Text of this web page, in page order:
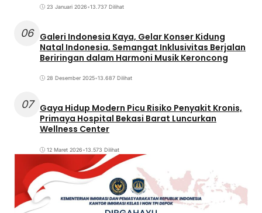
23 Januari 2026•13.737 Dilihat
06 Galeri Indonesia Kaya, Gelar Konser Kidung
Natal Indonesia, Semangat Inklusivitas Berjalan
Beriringan dalam Harmoni Musik Keroncong
28 Desember 2025•13.687 Dilihat
07
Gaya Hidup Modern Picu Risiko Penyakit Kronis,
Primaya Hospital Bekasi Barat Luncurkan
Wellness Center
12 Maret 2026•13.573 Dilihat